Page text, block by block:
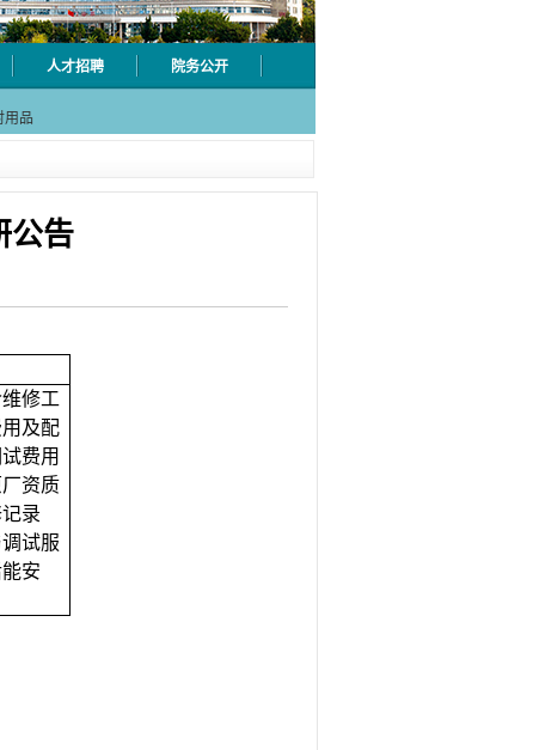
人才招聘 院务公开
验
用品
专
用品
区
专
公告
修工
及配
费用
资质
录
试服
安